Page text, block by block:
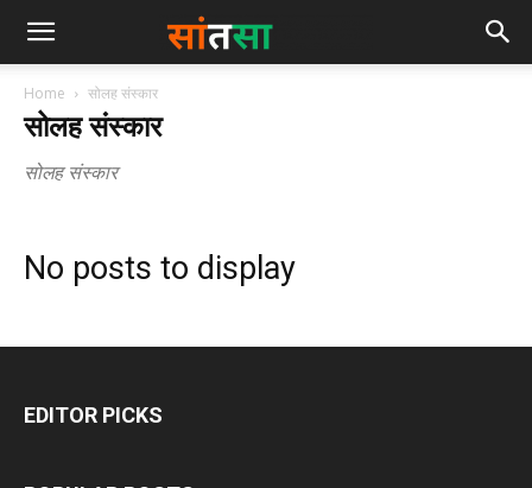
Home सोलह संस्कार
सोलह संस्कार
सोलह संस्कार
No posts to display
EDITOR PICKS